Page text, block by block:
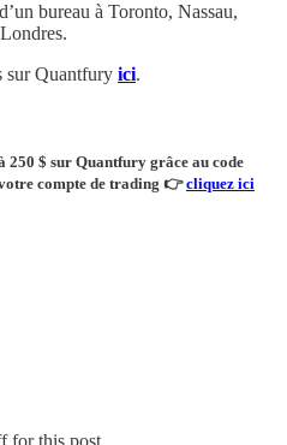
bureau à Toronto, Nassau,
sur Quantfury ici.
250 $ sur Quantfury grâce au code
compte de trading 👉cliquez ici
for this post